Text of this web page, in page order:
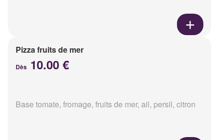
Pizza fruits de mer
Dès 10.00 €
Base tomate, fromage, fruits de mer, ail, persil, citron